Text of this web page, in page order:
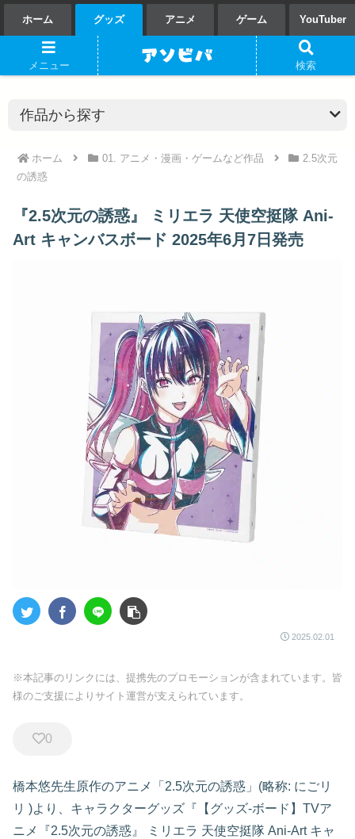
ホーム グッズ アニメ ゲーム YouTuber
ホーム 01. アニメ・漫画・ゲームなど作品
2.5次元
の誘惑
『2.5次元の誘惑』 ミリエラ 天使空挺隊 Ani-
Art キャンバスボード 2025年6月7日発売
2025.02.01
※本記事のリンクには、提携先のプロモーションが含まれています。皆
様のご支援によりサイト運営が支えられています。
0
橋本悠先生原作のアニメ「2.5次元の誘惑」(略称: にごリ
リ )より、キャラクターグッズ『【グッズ-ボード】TVア
ニメ『2.5次元の誘惑』 ミリエラ 天使空挺隊 Ani-Art キャ
メニュー 検索